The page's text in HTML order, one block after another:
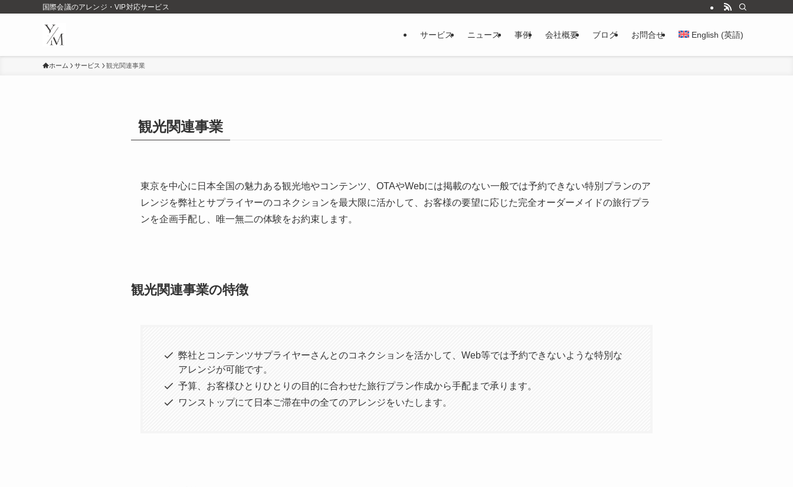
国際会議のアレンジ・VIP対応サービス
サービス ニュース 事例 会社概要 ブログ お問合せ English (英語)
ホーム サービス 観光関連事業
観光関連事業
東京を中心に日本全国の魅力ある観光地やコンテンツ、OTAやWebには掲載のない一般では予約できない特別プランのア
レンジを弊社とサプライヤーのコネクションを最大限に活かして、お客様の要望に応じた完全オーダーメイドの旅行プラ
ンを企画手配し、唯一無二の体験をお約束します。
観光関連事業の特徴
弊社とコンテンツサプライヤーさんとのコネクションを活かして、Web等では予約できないような特別な
アレンジが可能です。
予算、お客様ひとりひとりの目的に合わせた旅行プラン作成から手配まで承ります。
ワンストップにて日本ご滞在中の全てのアレンジをいたします。